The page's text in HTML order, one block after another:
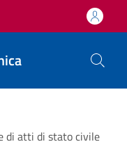
di atti di stato civile